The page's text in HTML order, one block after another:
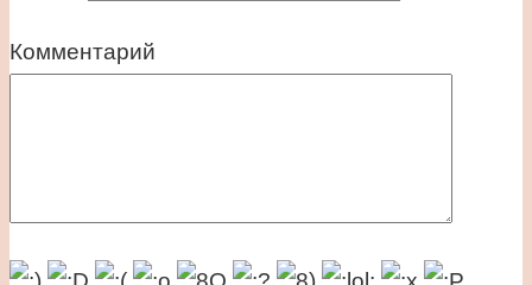
Комментарий